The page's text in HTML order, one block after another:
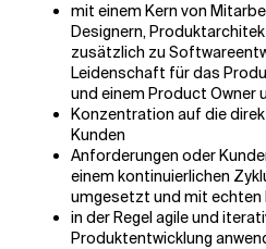
mit einem Kern von
Designern,
zusätzlich zu
Leidenschaft für das
und einem Product Owner
Konzentration auf die
Kunden
Anforderungen oder
einem kontinuierlichen
umgesetzt und mit echten
in der Regel agile und
Produktentwicklung